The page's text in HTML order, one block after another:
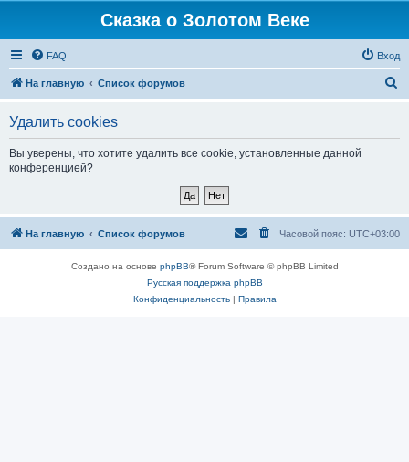
Сказка о Золотом Веке
FAQ Вход
На главную Список форумов
Удалить cookies
Вы уверены, что хотите удалить все cookie, установленные данной
конференцией?
На главную Список форумов Часовой пояс: UTC+03:00
Создано на основе phpBB® Forum Software © phpBB Limited
Русская поддержка phpBB
Конфиденциальность| Правила